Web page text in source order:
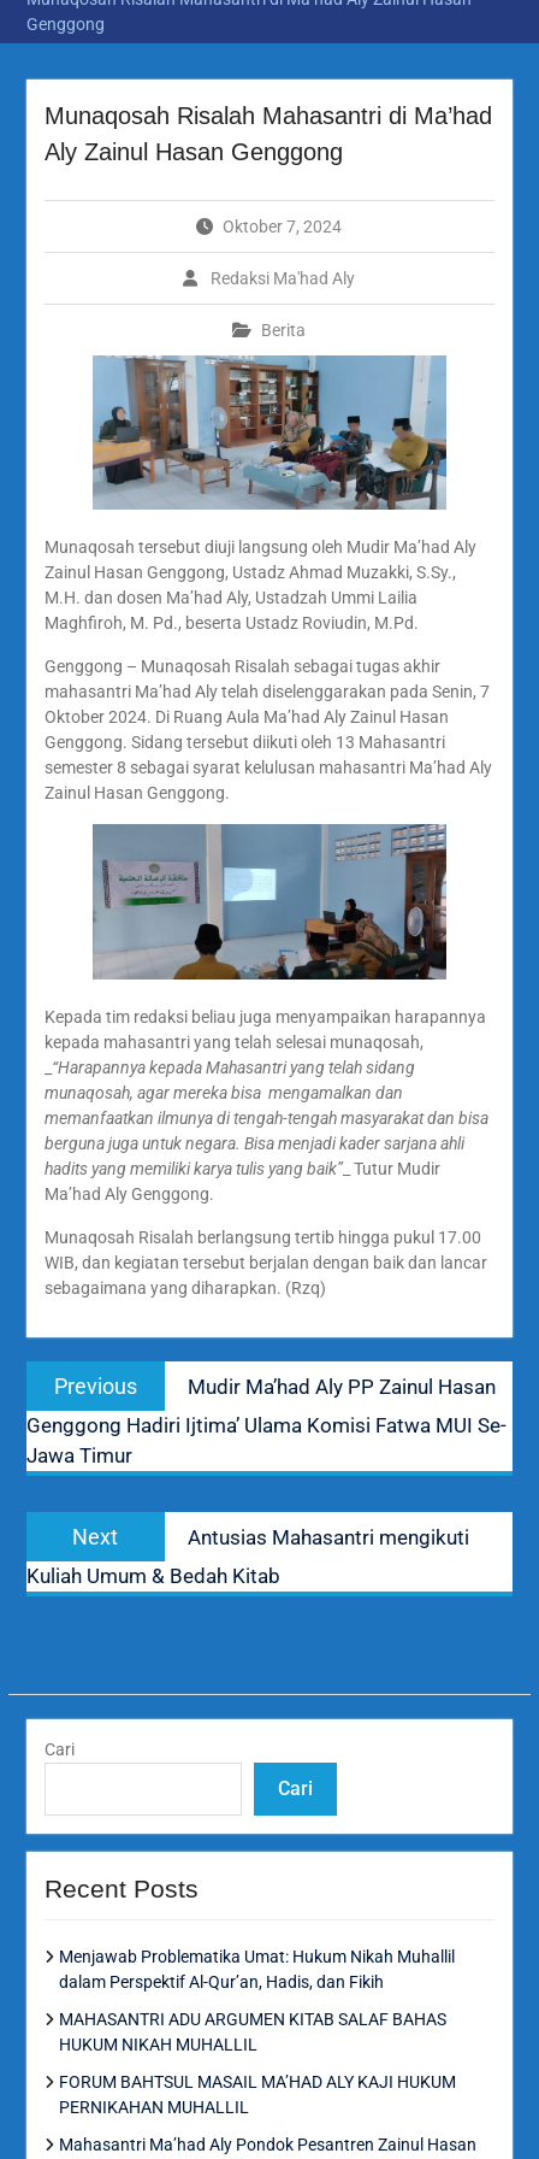
Genggong
Munaqosah Risalah Mahasantri di Ma’had
Aly Zainul Hasan Genggong
Oktober 7, 2024
Redaksi Ma'had Aly
Berita
Munaqosah tersebut diuji langsung oleh Mudir Ma’had Aly
Zainul Hasan Genggong, Ustadz Ahmad Muzakki, S.Sy.,
M.H. dan dosen Ma’had Aly, Ustadzah Ummi Lailia
Maghfiroh, M. Pd., beserta Ustadz Roviudin, M.Pd.
Genggong – Munaqosah Risalah sebagai tugas akhir
mahasantri Ma’had Aly telah diselenggarakan pada Senin, 7
Oktober 2024. Di Ruang Aula Ma’had Aly Zainul Hasan
Genggong. Sidang tersebut diikuti oleh 13 Mahasantri
semester 8 sebagai syarat kelulusan mahasantri Ma’had Aly
Zainul Hasan Genggong.
Kepada tim redaksi beliau juga menyampaikan harapannya
kepada mahasantri yang telah selesai munaqosah,
“Harapannya kepada Mahasantri yang telah sidang
munaqosah, agar mereka bisa mengamalkan dan
memanfaatkan ilmunya di tengah-tengah masyarakat dan bisa
berguna juga untuk negara. Bisa menjadi kader sarjana ahli
hadits yang memiliki karya tulis yang baik”_ Tutur Mudir
Ma’had Aly Genggong.
Munaqosah Risalah berlangsung tertib hingga pukul 17.00
WIB, dan kegiatan tersebut berjalan dengan baik dan lancar
sebagaimana yang diharapkan. (Rzq)
Navigasi
posPrevious
Previous
post:
Mudir Ma’had Aly PP Zainul Hasan
Genggong Hadiri Ijtima’ Ulama Komisi Fatwa MUI Se-
Jawa Timur
Next
post:
Antusias Mahasantri mengikuti
Kuliah Umum & Bedah Kitab
Cari
Cari
Recent Posts
Menjawab Problematika Umat: Hukum Nikah Muhallil
dalam Perspektif Al-Qur’an, Hadis, dan Fikih
MAHASANTRI ADU ARGUMEN KITAB SALAF BAHAS
HUKUM NIKAH MUHALLIL
FORUM BAHTSUL MASAIL MA’HAD ALY KAJI HUKUM
PERNIKAHAN MUHALLIL
Mahasantri Ma’had Aly Pondok Pesantren Zainul Hasan